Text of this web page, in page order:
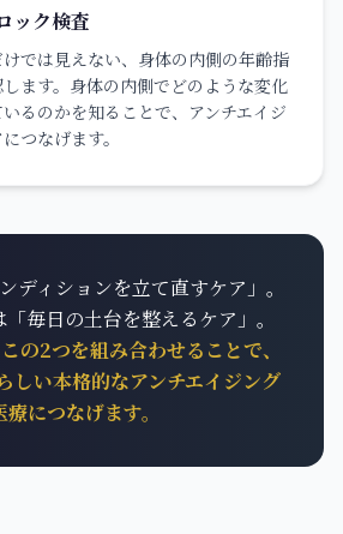
ック検査
では見えない、身体の内側の年齢指
ます。身体の内側でどのような変化
るのかを知ることで、アンチエイジ
つなげます。
ディションを立て直すケア」。
毎日の土台を整えるケア」。
の2つを組み合わせることで、
い本格的なアンチエイジング
療につなげます。